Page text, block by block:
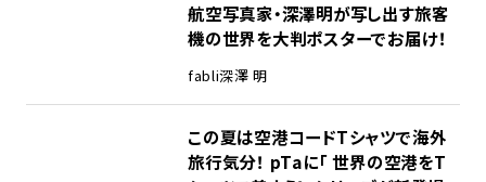
航空写真家・深澤明が写し出す旅客
機の世界を大判ポスターでお届け！
fabli深澤 明
この夏は空港コードTシャツで海外
旅行気分！ pTaに「 世界の空港をT